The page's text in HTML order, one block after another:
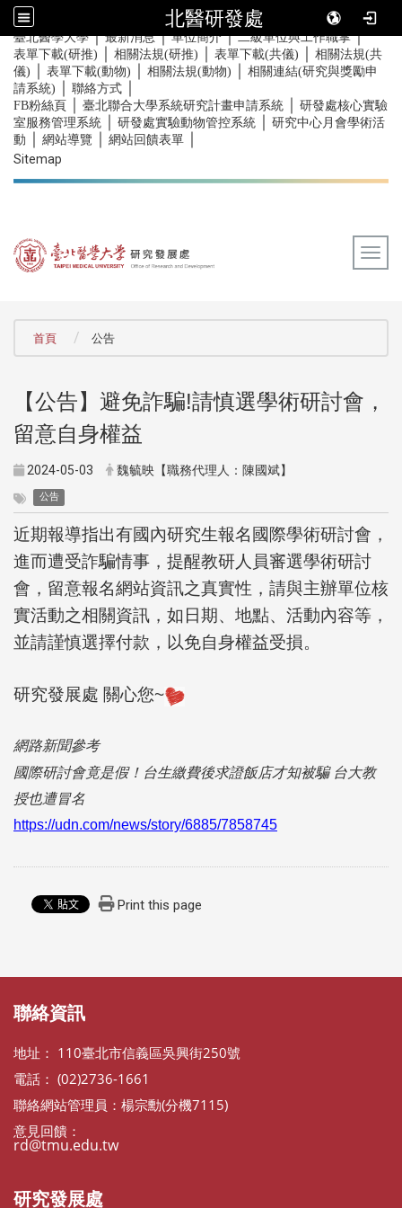
北醫研發處
::: 臺北醫學大學｜最新消息｜單位簡介｜二級單位與工作職掌｜
表單下載(研推) 相關法規(研推) 表單下載(共儀)
相關法規(共
儀)
表單下載(動物) 相關法規(動物)
相關連結(研究與獎勵申
請系統)
聯絡方式
FB粉絲頁 臺北聯合大學系統研究計畫申請系統
研發處核心實驗
室服務管理系統
研發處實驗動物管控系統
研究中心月會學術活
動
網站導覽 網站回饋表單
Sitemap
首頁 公告
【公告】避免詐騙!請慎選學術研討會，
留意自身權益
2024-05-03 魏毓映【職務代理人：陳國斌】
公告
近期報導指出有國內研究生報名國際學術研討會，
進而遭受詐騙情事，提醒教研人員審選學術研討
會，留意報名網站資訊之真實性，請與主辦單位核
實活動之相關資訊，如日期、地點、活動內容等，
並請謹慎選擇付款，以免自身權益受損。
研究發展處 關心您~
網路新聞參考
國際研討會竟是假！台生繳費後求證飯店才知被騙 台大教
授也遭冒名
https://udn.com/news/story/6885/7858745
Print this page
聯絡資訊
地址： 110臺北市信義區吳興街250號
電話： (02)2736-1661
聯絡網站管理員：楊宗勳(分機7115)
意見回饋：
rd@tmu.edu.tw
研究發展處